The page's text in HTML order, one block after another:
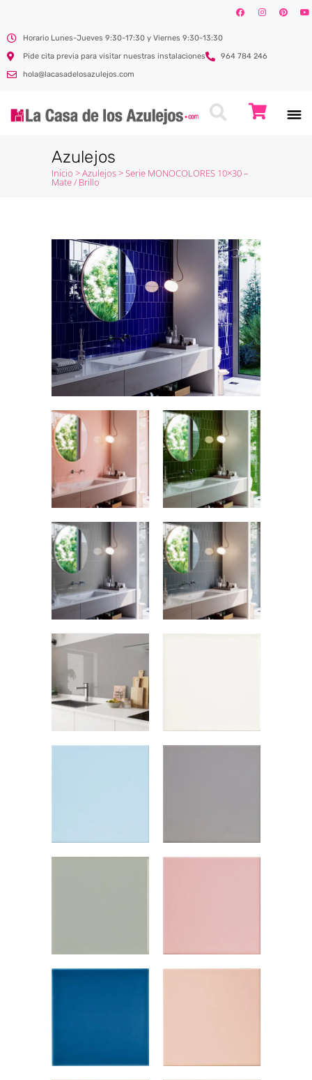
Horario Lunes-Jueves 9:30-17:30 y Viernes 9:30-13:30
Pide cita previa para visitar nuestras instalaciones
964 784 246
hola@lacasadelosazulejos.com
Azulejos
Inicio >Azulejos>Serie MONOCOLORES 10×30 –
Mate / Brillo